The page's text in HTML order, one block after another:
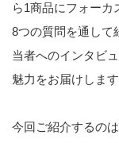
ら1商品にフォーカ
8つの質問を通して
当者へのインタビ
魅力をお届けします
今回ご紹介するの